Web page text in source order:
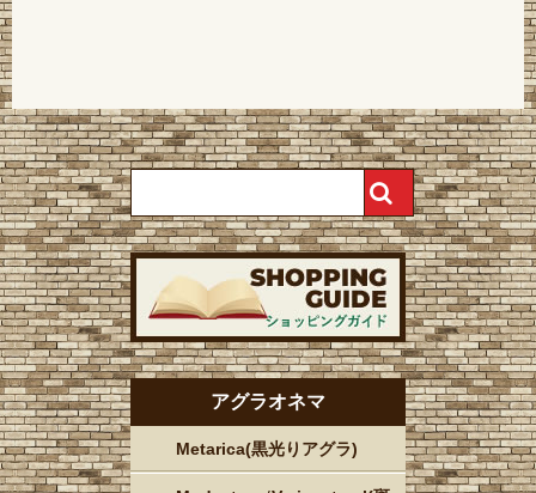
アグラオネマ
Metarica(黒光りアグラ)